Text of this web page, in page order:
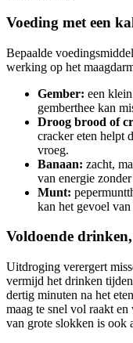
Voeding met een
Bepaalde
werking op het
Gember: een
gemberthee kan
Droog brood of
cracker eten helpt
vroeg.
Banaan: zacht,
van energie
Munt:
kan het gevoel
Voldoende
Uitdroging verergert
vermijd het drinken
dertig minuten na het
maag te snel vol raakt
van grote slokken is ook